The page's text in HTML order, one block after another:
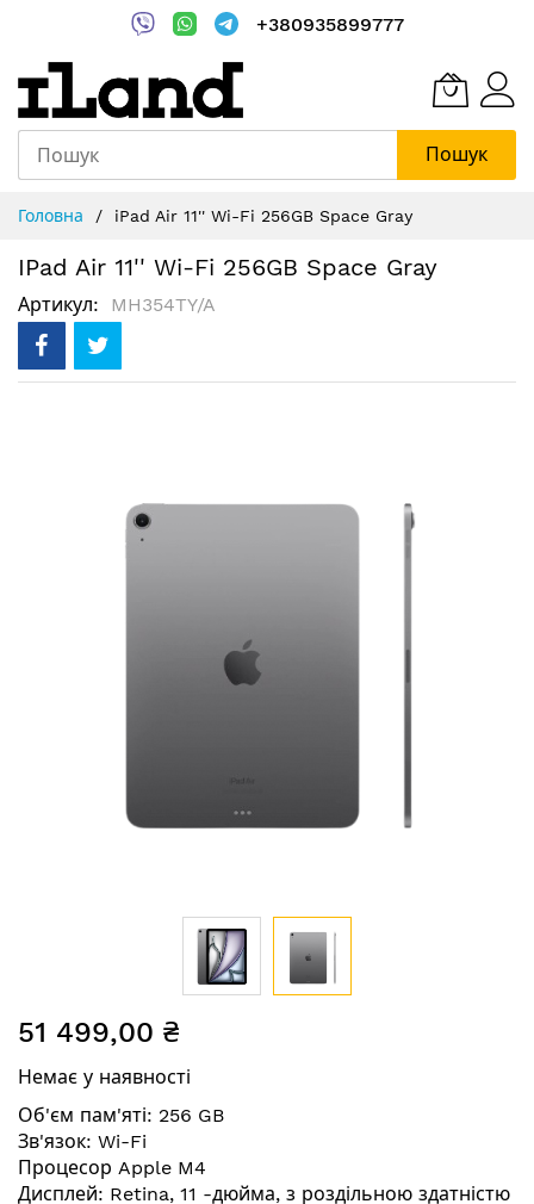
+380935899777
Пошук
Content
Головна iPad Air 11'' Wi-Fi 256GB Space Gray
IPad Air 11'' Wi-Fi 256GB Space Gray
Артикул MH354TY/A
до
галереї
зображень
51 499,00 ₴
Немає у наявності
Об'єм пам'яті: 256 GB
Зв'язок: Wi-Fi
Процесор Apple M4
Дисплей: Retina, 11 -дюйма, з роздільною здатністю